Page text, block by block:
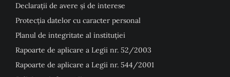
Declarații de avere și de interese
Protecția datelor cu caracter personal
Planul de integritate al instituției
Rapoarte de aplicare a Legii nr. 52/2003
Rapoarte de aplicare a Legii nr. 544/2001